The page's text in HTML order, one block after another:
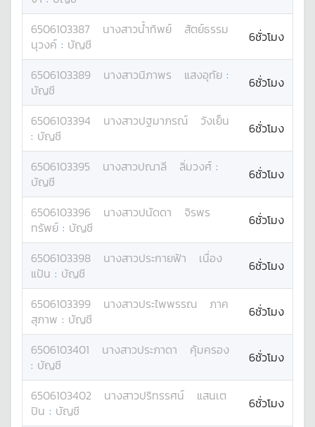
6506103387
นางสาวน้ำทิพย์
สัตย์ธรรม
นุวงค์ : บัญชี 6ชั่วโมง
6506103389 นางสาวนิภาพร แสงอุทัย :
บัญชี
6ชั่วโมง
6506103394 นางสาวปฐมาภรณ์
วังเย็น
: บัญชี 6ชั่วโมง
6506103395 นางสาวปณาลี ลิ่มวงศ์ :
บัญชี
6ชั่วโมง
6506103396 นางสาวปนัดดา
จิรพร
ทรัพย์ : บัญชี 6ชั่วโมง
6506103398 นางสาวประกายฟ้า
เนื่อง
แป้น : บัญชี 6ชั่วโมง
6506103399 นางสาวประไพพรรณ
ภาค
สุภาพ : บัญชี 6ชั่วโมง
6506103401 นางสาวประภาดา
คุ้มครอง
: บัญชี 6ชั่วโมง
6506103402 นางสาวปริทรรศน์
แสนเต
ปิน : บัญชี 6ชั่วโมง